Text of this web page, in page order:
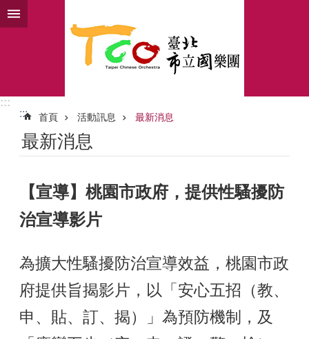
跳到主要內容區塊
:::
:::
首頁 活動訊息 最新消息
最新消息
【宣導】桃園市政府，提供性騷擾防
治宣導影片
為擴大性騷擾防治宣導效益，桃園市政
府提供旨揭影片，以「安心五招（教、
申、貼、訂、揭）」為預防機制，及